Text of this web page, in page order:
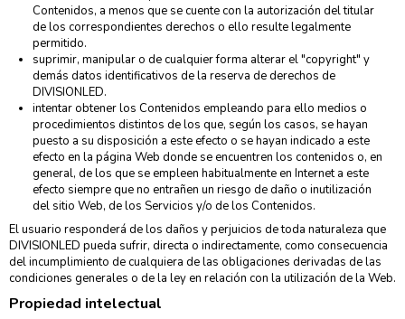
Contenidos, a menos que se cuente con la autorización del titular
de los correspondientes derechos o ello resulte legalmente
permitido.
suprimir, manipular o de cualquier forma alterar el "copyright" y
demás datos identificativos de la reserva de derechos de
DIVISIONLED.
intentar obtener los Contenidos empleando para ello medios o
procedimientos distintos de los que, según los casos, se hayan
puesto a su disposición a este efecto o se hayan indicado a este
efecto en la página Web donde se encuentren los contenidos o, en
general, de los que se empleen habitualmente en Internet a este
efecto siempre que no entrañen un riesgo de daño o inutilización
del sitio Web, de los Servicios y/o de los Contenidos.
El usuario responderá de los daños y perjuicios de toda naturaleza que
DIVISIONLED pueda sufrir, directa o indirectamente, como consecuencia
del incumplimiento de cualquiera de las obligaciones derivadas de las
condiciones generales o de la ley en relación con la utilización de la Web.
Propiedad intelectual